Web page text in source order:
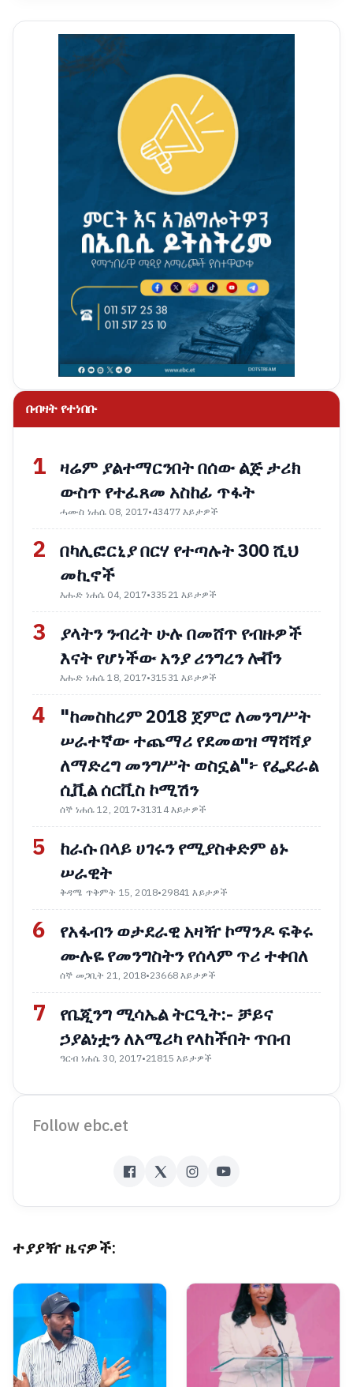
በብዛት የተነበቡ
1 ዛሬም ያልተማርንበት በሰው ልጅ ታሪክ
ውስጥ የተፈጸመ አስከፊ ጥፋት
ሓሙስ ነሐሴ 08, 2017•43477 እይታዎች
2 በካሊፎርኒያ በርሃ የተጣሉት 300 ሺህ
መኪኖች
እሑድ ነሐሴ 04, 2017•33521 እይታዎች
3
ያላትን ንብረት ሁሉ በመሸጥ የብዙዎች
እናት የሆነችው አንያ ሪንግረን ሎቨን
እሑድ ነሐሴ 18, 2017•31531 እይታዎች
4
"ከመስከረም 2018 ጀምሮ ለመንግሥት
ሠራተኛው ተጨማሪ የደመወዝ ማሻሻያ
ለማድረግ መንግሥት ወስኗል"፦ የፌደራል
ሲቪል ሰርቪስ ኮሚሽን
ሰኞ ነሐሴ 12, 2017•31314 እይታዎች
5
ከራሱ በላይ ሀገሩን የሚያስቀድም ፅኑ
ሠራዊት
ቅዳሜ ጥቅምት 15, 2018•29841 እይታዎች
6
የአፋብን ወታደራዊ አዛዥ ኮማንዶ ፍቅሩ
ሙሉዬ የመንግስትን የሰላም ጥሪ ተቀበለ
ሰኞ መጋቢት 21, 2018•23668 እይታዎች
7
የቤጂንግ ሚሳኤል ትርዒት:- ቻይና
ኃያልነቷን ለአሜሪካ የላከችበት ጥበብ
ዓርብ ነሐሴ 30, 2017•21815 እይታዎች
Follow ebc.et
ተያያዥ ዜናዎች: